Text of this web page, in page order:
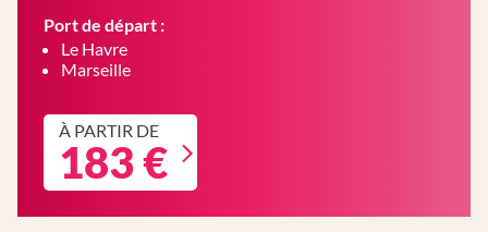
Port de départ :
Le Havre
Marseille
À PARTIR DE
183 €